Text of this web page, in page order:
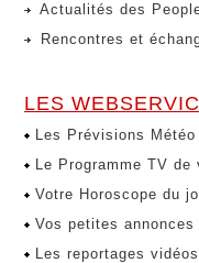
Actualités des
Rencontres et
LES
Les Prévisions
Le Programme TV de
Votre Horoscope du
Vos petites
Les reportages